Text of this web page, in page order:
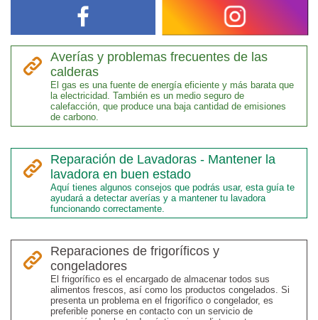
Averías y problemas frecuentes de las
calderas
El gas es una fuente de energía eficiente y más barata que
la electricidad. También es un medio seguro de
calefacción, que produce una baja cantidad de emisiones
de carbono.
Reparación de Lavadoras - Mantener la
lavadora en buen estado
Aquí tienes algunos consejos que podrás usar, esta guía te
ayudará a detectar averías y a mantener tu lavadora
funcionando correctamente.
Reparaciones de frigoríficos y
congeladores
El frigorífico es el encargado de almacenar todos sus
alimentos frescos, así como los productos congelados. Si
presenta un problema en el frigorífico o congelador, es
preferible ponerse en contacto con un servicio de